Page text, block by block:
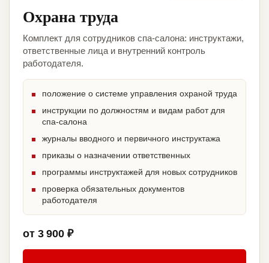
Охрана труда
Комплект для сотрудников спа-салона: инструктажи,
ответственные лица и внутренний контроль
работодателя.
положение о системе управления охраной труда
инструкции по должностям и видам работ для
спа-салона
журналы вводного и первичного инструктажа
приказы о назначении ответственных
программы инструктажей для новых сотрудников
проверка обязательных документов
работодателя
от 3 900 ₽